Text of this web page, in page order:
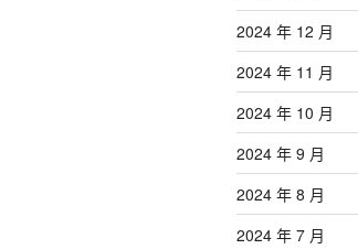
2024 年 12 月
2024 年 11 月
2024 年 10 月
2024 年 9 月
2024 年 8 月
2024 年 7 月